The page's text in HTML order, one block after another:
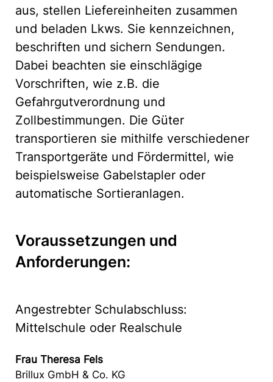
aus, stellen Liefereinheiten zusammen
und beladen Lkws. Sie kennzeichnen,
beschriften und sichern Sendungen.
Dabei beachten sie einschlägige
Vorschriften, wie z.B. die
Gefahrgutverordnung und
Zollbestimmungen. Die Güter
transportieren sie mithilfe verschiedener
Transportgeräte und Fördermittel, wie
beispielsweise Gabelstapler oder
automatische Sortieranlagen.
Voraussetzungen und
Anforderungen:
Angestrebter Schulabschluss:
Mittelschule oder Realschule
Frau Theresa Fels
Brillux GmbH & Co. KG